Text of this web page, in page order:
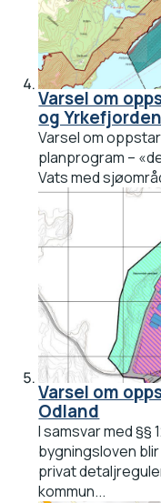
Varsel om
og Yrkefjorden
Varsel om
planprogram –
Vats med
Varsel om
Odland
I samsvar med §§
bygningsloven
privat
kommun...